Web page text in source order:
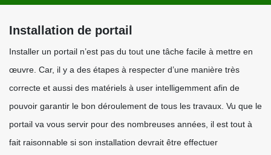
Installation de portail
Installer un portail n’est pas du tout une tâche facile à mettre en
œuvre. Car, il y a des étapes à respecter d’une manière très
correcte et aussi des matériels à user intelligemment afin de
pouvoir garantir le bon déroulement de tous les travaux. Vu que le
portail va vous servir pour des nombreuses années, il est tout à
fait raisonnable si son installation devrait être effectuer